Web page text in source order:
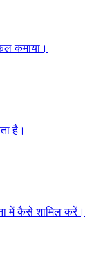
कमाया।
है।
में कैसे शामिल करें।